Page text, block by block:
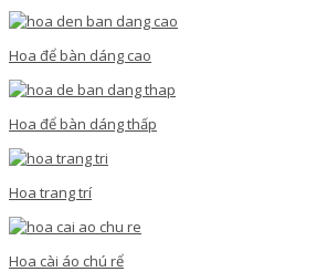
Hoa để bàn dáng cao
Hoa để bàn dáng thấp
Hoa trang trí
Hoa cài áo chú rể